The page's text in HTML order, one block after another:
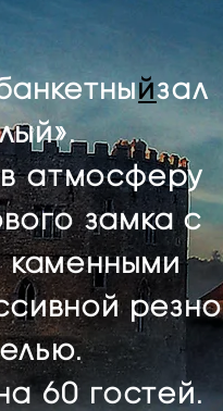
йзал
.
атмосферу
замка с
каменными
60 гостей.